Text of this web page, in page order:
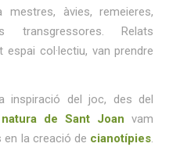
àvies, remeieres,
transgressores. Relats
col·lectiu, van prendre
inspiració del joc, des del
de Sant Joan vam
en la creació de cianotípies.